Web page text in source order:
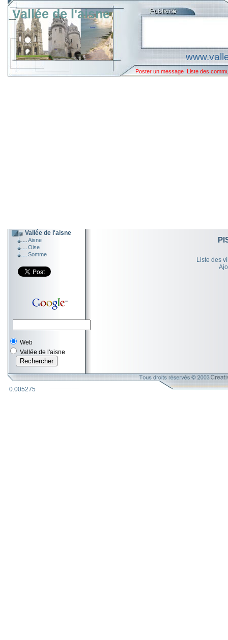
Vallée de l'aisne
Poster un message Liste des
Vallée de l'aisne
Aisne
Oise
Somme
Web
Vallée de l'aisne
Liste des
0.005275